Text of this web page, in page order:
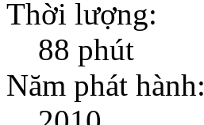
Thời lượng:
88 phút
Năm phát hành: